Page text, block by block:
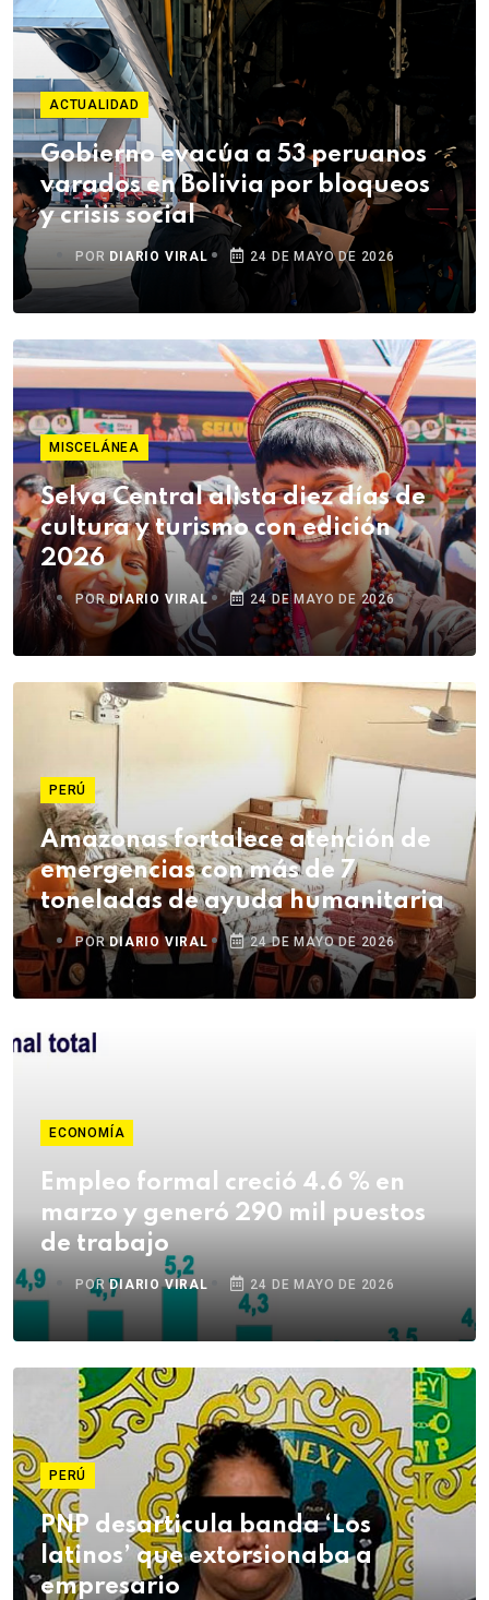
ACTUALIDAD
Gobierno evacúa a 53 peruanos
varados en Bolivia por bloqueos
y crisis social
POR DIARIO VIRAL 24 DE MAYO DE 2026
MISCELÁNEA
Selva Central alista diez días de
cultura y turismo con edición
2026
PORDIARIO VIRAL 24 DE MAYO DE 2026
PERÚ
Amazonas fortalece atención de
emergencias con más de 7
toneladas de ayuda humanitaria
PORDIARIO VIRAL 24 DE MAYO DE 2026
ECONOMÍA
Empleo formal creció 4.6 % en
marzo y generó 290 mil puestos
de trabajo
PORDIARIO VIRAL 24 DE MAYO DE 2026
PERÚ
PNP desarticula banda ‘Los
latinos’ que extorsionaba a
empresario